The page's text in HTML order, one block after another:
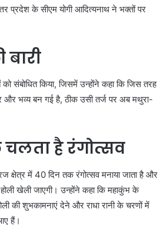
प्रदेश के सीएम योगी आदित्यनाथ ने भक्तों पर
को संबोधित किया, जिसमें उन्होंने कहा कि जिस तरह
और भव्य बन गई है, ठीक उसी तर्ज पर अब मथुरा-
चलता है रंगोत्सव
क्षेत्र में 40 दिन तक रंगोत्सव मनाया जाता है और
खेली जाएगी। उन्होंने कहा कि महाकुंभ के
की शुभकामनाएं देने और राधा रानी के चरणों में
हैं।